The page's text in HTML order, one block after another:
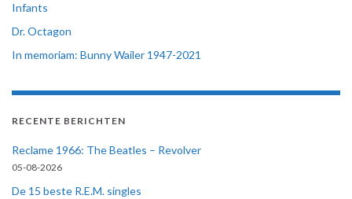
Infants
Dr. Octagon
In memoriam: Bunny Wailer 1947-2021
RECENTE BERICHTEN
Reclame 1966: The Beatles – Revolver
05-08-2026
De 15 beste R.E.M. singles